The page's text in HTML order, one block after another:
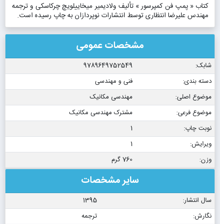
کتاب « پمپ فن کمپرسور » تألیف ولادیمیر میخاییلویچ چرکاسکی و ترجمه
مهندس علیرضا انتظاری توسط انتشارات نوپردازان به چاپ رسیده است.
مشخصات عمومی
شابک:
9789649752549
دسته بندی:
فنی و مهندسی
موضوع اصلی:
مهندسی مکانیک
موضوع فرعی:
مشترک مهندسی مکانیک
نوبت چاپ:
1
ویرایش:
1
وزن:
760 گرم
سایر مشخصات
سال انتشار:
1395
نگارش:
ترجمه